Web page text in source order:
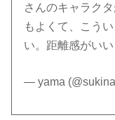
さんのキャラク
もよくて、こう
い。距離感がい
— yama